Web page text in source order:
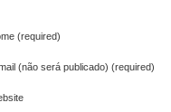
(required)
(não será publicado) (required)